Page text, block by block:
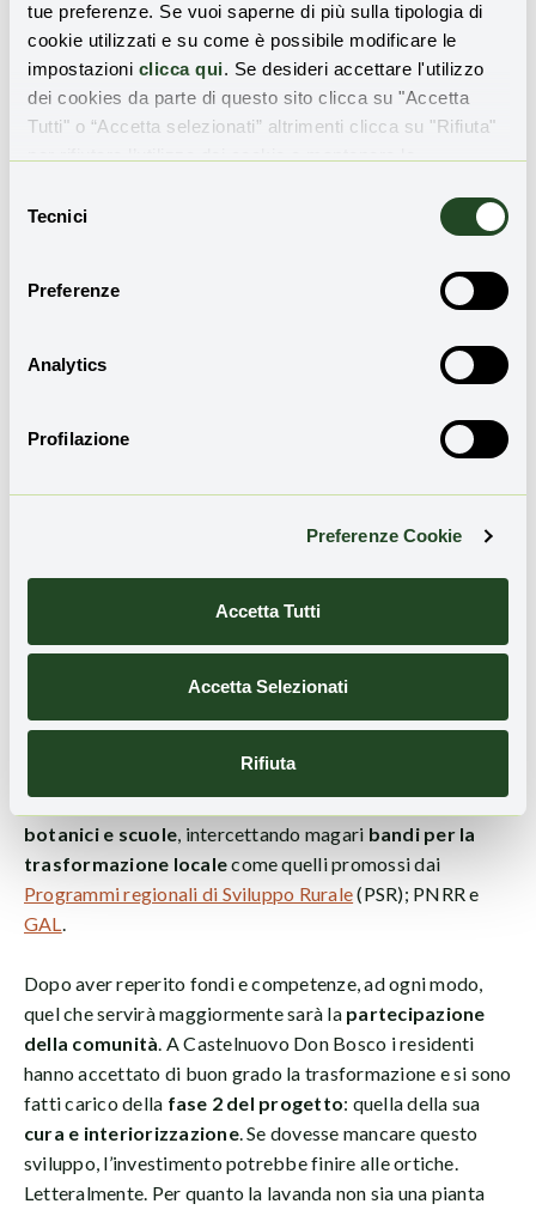
tue preferenze. Se vuoi saperne di più sulla tipologia di
cookie utilizzati e su come è possibile modificare le
impostazioni clicca qui. Se desideri accettare l'utilizzo
dei cookies da parte di questo sito clicca su "Accetta
Tutti" o “Accetta selezionati” altrimenti clicca su "Rifiuta"
delTecnici
Preferenze
Analytics
Profilazione
Preferenze Cookie
Accetta Tutti
Accetta Selezionati
Rifiuta
Un modello replicabile? Cosa
replicabile pressoché ovunque, nel nostro Paese.
Occorronosuolo fertileeclima conciliante, condizioni
che possiamo ritrovare su gran parte del territorio
peninsulare. Potremmo così arricchire profondamente un
volessero prendere ispirazione dal successo di
Castelnuovo farebbero bene acoinvolgere vivaisti,
botanici e scuole , intercettando magari bandi per la
trasformazione localecome quelli promossi dai
Programmi regionali di Sviluppo Rurale(PSR); PNRR e
GAL
Dopo aver reperito fondi e competenze, ad ogni modo,
quel che servirà maggiormente sarà la partecipazione
della comunità . A Castelnuovo Don Bosco i residenti
hanno accettato di buon grado la trasformazione e si sono
fatti carico della fase 2 del progetto: quella della sua
cura e interiorizzazione. Se dovesse mancare questo
sviluppo, l’investimento potrebbe finire alle ortiche.
Letteralmente. Per quanto la lavanda non sia una pianta